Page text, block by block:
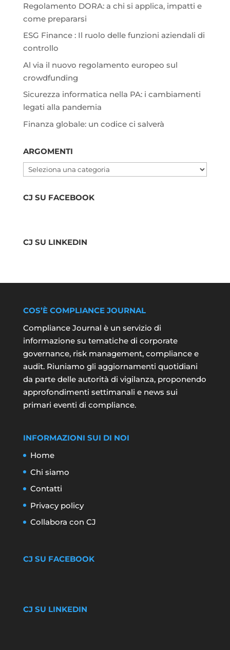
Regolamento DORA: a chi si applica, impatti e
come prepararsi
ESG Finance : Il ruolo delle funzioni aziendali di
controllo
Al via il nuovo regolamento europeo sul
crowdfunding
Sicurezza informatica nella PA: i cambiamenti
legati alla pandemia
Finanza globale: un codice ci salverà
ARGOMENTI
Argomenti
CJ SU FACEBOOK
CJ SU LINKEDIN
COS’È COMPLIANCE JOURNAL
Compliance Journal è un servizio di
informazione su tematiche di corporate
governance, risk management, compliance e
audit. Riuniamo gli aggiornamenti quotidiani
da parte delle autorità di vigilanza, proponendo
approfondimenti settimanali e news sui
primari eventi di compliance.
INFORMAZIONI SUI DI NOI
Home
Chi siamo
Contatti
Privacy policy
Collabora con CJ
CJ SU FACEBOOK
CJ SU LINKEDIN